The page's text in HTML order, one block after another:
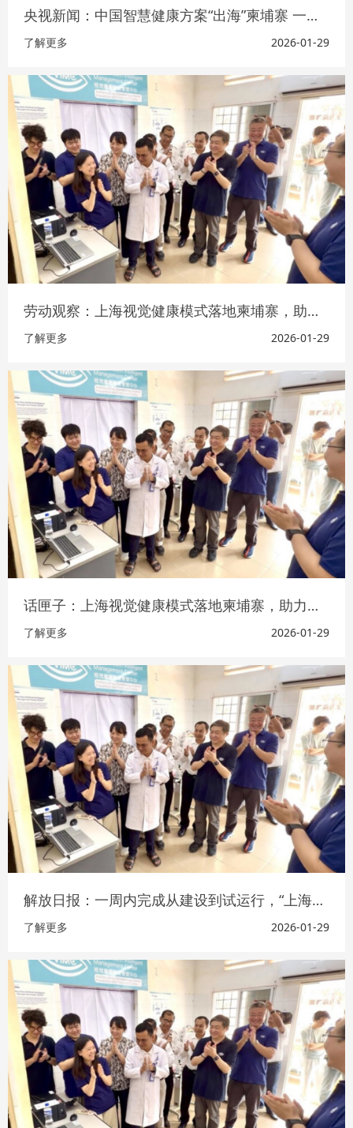
央视新闻：中国智慧健康方案“出海”柬埔寨 一周建成惠及当地眼疾筛查
了解更多 2026-01-29
劳动观察：上海视觉健康模式落地柬埔寨，助力中柬卫生健康合作开新局
了解更多 2026-01-29
话匣子：上海视觉健康模式落地柬埔寨，助力中柬卫生健康合作开新局
了解更多 2026-01-29
解放日报：一周内完成从建设到试运行，“上海视觉健康模式”落地柬埔寨
了解更多 2026-01-29